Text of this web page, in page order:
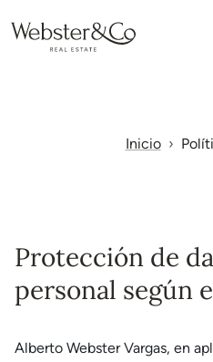
Inicio
Protección de
personal según
Alberto Webster Vargas, en